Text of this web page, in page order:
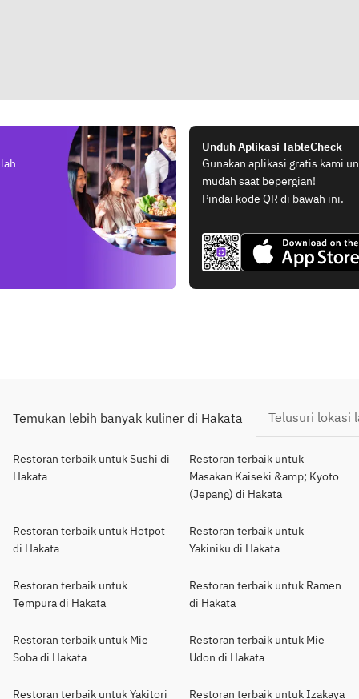
Unduh Aplikasi TableCheck
Gunakan aplikasi gratis kami
mudah saat bepergian!
Pindai kode QR di bawah ini.
Temukan lebih banyak kuliner di Hakata Telusuri lokasi
Restoran terbaik untuk Sushi di
Hakata
Restoran terbaik untuk
Masakan Kaiseki &amp; Kyoto
(Jepang) di Hakata
Restoran terbaik untuk Hotpot
di Hakata
Restoran terbaik untuk
Yakiniku di Hakata
Restoran terbaik untuk
Tempura di Hakata
Restoran terbaik untuk Ramen
di Hakata
Restoran terbaik untuk Mie
Soba di Hakata
Restoran terbaik untuk Mie
Udon di Hakata
Restoran terbaik untuk Yakitori Restoran terbaik untuk Izakaya